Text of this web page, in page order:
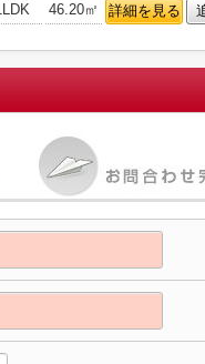
46.20㎡ 詳細を見る